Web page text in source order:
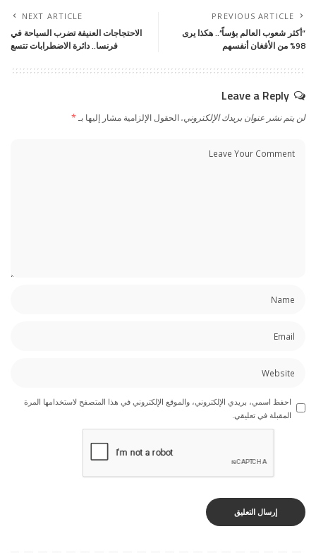
PREVIOUS ARTICLE
“أكثر شعوب العالم بؤساً”.. هكذا يرى
98% من الأفغان أنفسهم
NEXT ARTICLE
الاحتجاجات العنيفة تضرب السياحة في
فرنسا.. دائرة الاضطرابات تتسع
Leave a Reply
لن يتم نشر عنوان بريدك الإلكتروني.الحقول الإلزامية مشار إليها بـ*
احفظ اسمي، بريدي الإلكتروني، والموقع الإلكتروني في هذا المتصفح لاستخدامها المرة
المقبلة في تعليقي.